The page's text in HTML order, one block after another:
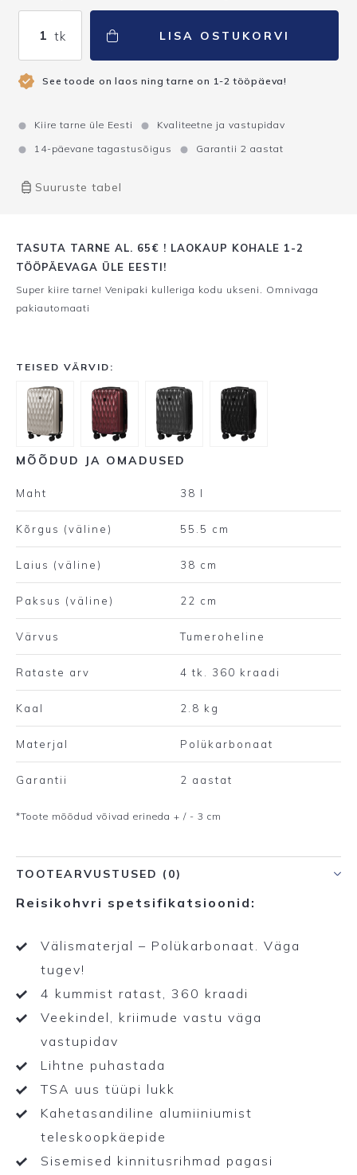
Reisikohvri spetsifikatsioonid:
Välismaterjal – Polükarbonaat. Väga
tugev!
4 kummist ratast, 360 kraadi
Veekindel, kriimude vastu väga
vastupidav
Lihtne puhastada
TSA uus tüüpi lukk
Kahetasandiline alumiiniumist
teleskoopkäepide
Sisemised kinnitusrihmad pagasi
Kiire tarne üle Eesti
Kvaliteetne ja vastupidav
14-päevane tagastusõigus
Garantii 2 aastat
Suuruste tabel
LISA OSTUKORVI
roheline
(PC190-
S)
See toode on laos ning tarne on 1-2 tööpäeva!
TASUTA TARNE AL. 65€ ! LAOKAUP KOHALE 1-2
TÖÖPÄEVAGA ÜLE EESTI!
Super kiire tarne! Venipaki kulleriga kodu ukseni. Omnivaga
pakiautomaati
TEISED VÄRVID:
MÕÕDUD JA OMADUSED
Maht 38 l
Kõrgus (väline) 55.5 cm
Laius (väline) 38 cm
Paksus (väline) 22 cm
Värvus Tumeroheline
Rataste arv 4 tk. 360 kraadi
Kaal 2.8 kg
Materjal Polükarbonaat
Garantii 2 aastat
*Toote mõõdud võivad erineda + / - 3 cm
TOOTEARVUSTUSED (0)